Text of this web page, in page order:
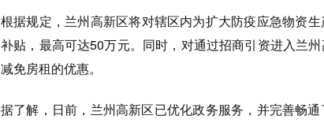
根据规定，兰州高新区将对辖区内为扩大防疫应急物资
补贴，最高可达50万元。同时，对通过招商引资进入兰
减免房租的优惠。
据了解，日前，兰州高新区已优化政务服务，并完善畅